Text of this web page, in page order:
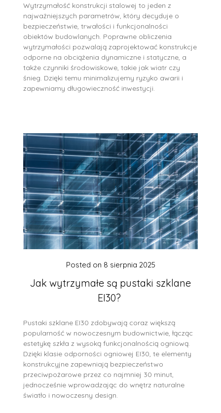
Wytrzymałość konstrukcji stalowej to jeden z
najważniejszych parametrów, który decyduje o
bezpieczeństwie, trwałości i funkcjonalności
obiektów budowlanych. Poprawne obliczenia
wytrzymałości pozwalają zaprojektować konstrukcje
odporne na obciążenia dynamiczne i statyczne, a
także czynniki środowiskowe, takie jak wiatr czy
śnieg. Dzięki temu minimalizujemy ryzyko awarii i
zapewniamy długowieczność inwestycji.
Jak wytrzymałe są pustaki szklane
EI30?
Posted on 8 sierpnia 2025
Pustaki szklane EI30 zdobywają coraz większą
popularność w nowoczesnym budownictwie, łącząc
estetykę szkła z wysoką funkcjonalnością ogniową.
Dzięki klasie odporności ogniowej EI30, te elementy
konstrukcyjne zapewniają bezpieczeństwo
przeciwpożarowe przez co najmniej 30 minut,
jednocześnie wprowadzając do wnętrz naturalne
światło i nowoczesny design.